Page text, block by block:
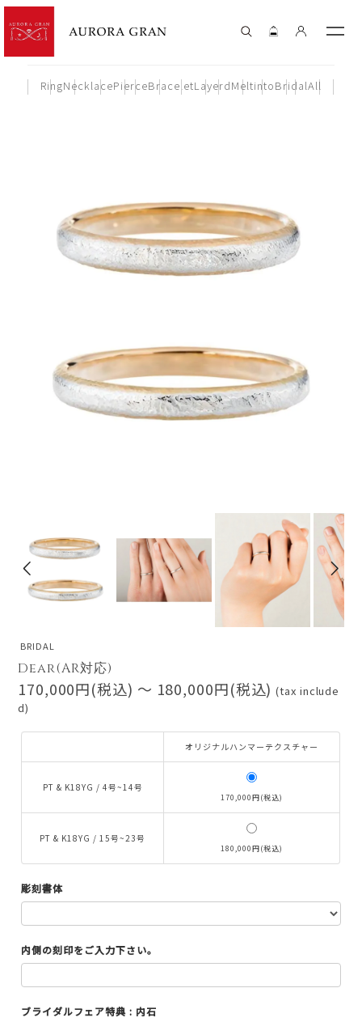
RingNecklacePierceBraceletLayerdMeltintoBridalAll
BRIDAL
Dear(AR対応)
170,000円(税込) 〜 180,000円(税込) (tax include
d)
オリジナルハンマーテクスチャー
PT & K18YG / 4号~14号
170,000円(税込)
PT & K18YG / 15号~23号
180,000円(税込)
彫刻書体
内側の刻印をご入力下さい。
ブライダルフェア特典 : 内石